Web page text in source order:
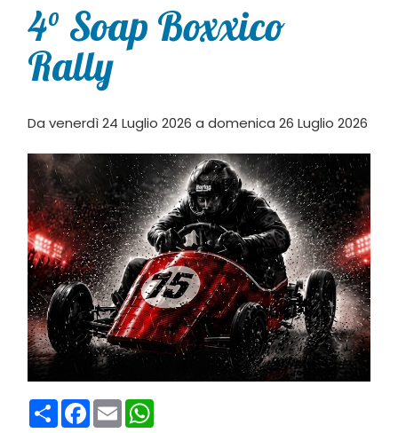
4° Soap Boxxico
Rally
Da venerdì 24 Luglio 2026 a domenica 26 Luglio 2026
CondividiFacebook
Email